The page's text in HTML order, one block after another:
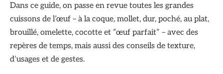
Dans ce guide, on passe en revue toutes les grandes
cuissons de l’œuf – à la coque, mollet, dur, poché, au plat,
brouillé, omelette, cocotte et “œuf parfait” – avec des
repères de temps, mais aussi des conseils de texture,
d’usages et de gestes.